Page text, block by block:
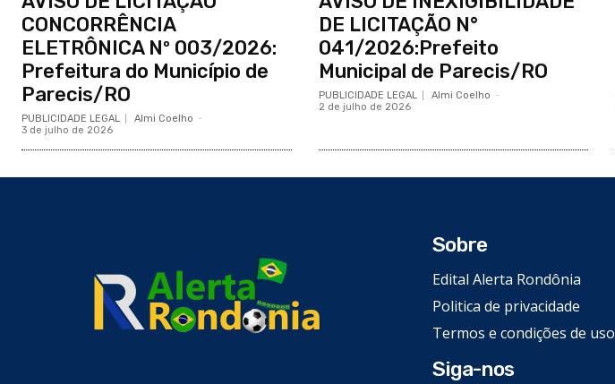
CONCORRÊNCIA
ELETRÔNICA Nº 003/2026:
Prefeitura do Município de
Parecis/RO
PUBLICIDADE LEGAL Almi Coelho -
3 de julho de 2026
DE LICITAÇÃO N°
041/2026:Prefeito
Municipal de Parecis/RO
PUBLICIDADE LEGAL Almi Coelho -
2 de julho de 2026
Sobre
Edital Alerta Rondônia
Politica de privacidade
Termos e condições de uso
Siga-nos